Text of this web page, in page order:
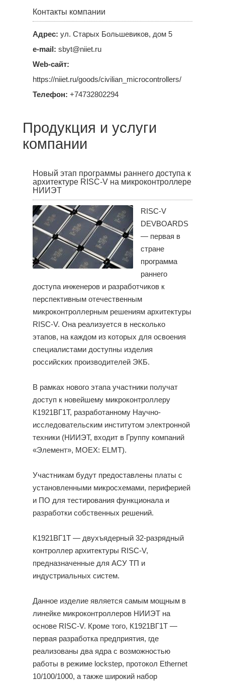
Контакты компании
Адрес: ул. Старых Большевиков, дом 5
e-mail: sbyt@niiet.ru
Web-сайт:
https://niiet.ru/goods/civilian_microcontrollers/
Телефон: +74732802294
Продукция и услуги
компании
Новый этап программы раннего доступа к
архитектуре RISC-V на микроконтроллере
НИИЭТ
RISC-V
DEVBOARDS
— первая в
стране
программа
раннего
доступа инженеров и разработчиков к
перспективным отечественным
микроконтроллерным решениям архитектуры
RISC-V. Она реализуется в несколько
этапов, на каждом из которых для освоения
специалистами доступны изделия
российских производителей ЭКБ.
В рамках нового этапа участники получат
доступ к новейшему микроконтроллеру
К1921ВГ1Т, разработанному Научно-
исследовательским институтом электронной
техники (НИИЭТ, входит в Группу компаний
«Элемент», MOEX: ELMT).
Участникам будут предоставлены платы с
установленными микросхемами, периферией
и ПО для тестирования функционала и
разработки собственных решений.
К1921ВГ1Т — двухъядерный 32-разрядный
контроллер архитектуры RISC-V,
предназначенные для АСУ ТП и
индустриальных систем.
Данное изделие является самым мощным в
линейке микроконтроллеров НИИЭТ на
основе RISC-V. Кроме того, К1921ВГ1Т —
первая разработка предприятия, где
реализованы два ядра с возможностью
работы в режиме lockstep, протокол Ethernet
10/100/1000, а также широкий набор